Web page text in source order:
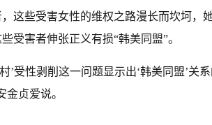
这些受害女性的维权之路漫长而坎坷，
受害者伸张正义有损“韩美同盟”。
’受性剥削这一问题显示出‘韩美同盟’关
金贞爱说。